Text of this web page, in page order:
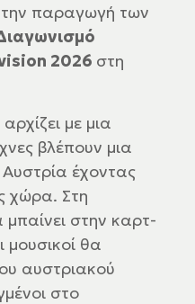
παραγωγή των
2026 στη
με μια
βλέπουν μια
έχοντας
χώρα. Στη
στην καρτ-
μουσικοί θα
αυστριακού
στο